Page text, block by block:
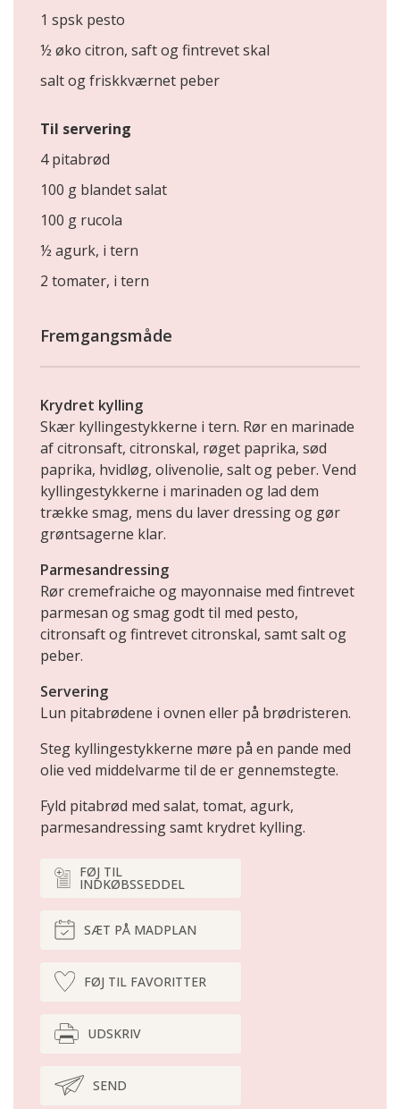
1 spsk pesto
½ øko citron, saft og fintrevet skal
salt og friskkværnet peber
Til servering
4 pitabrød
100 g blandet salat
100 g rucola
½ agurk, i tern
2 tomater, i tern
Fremgangsmåde
Krydret kylling
Skær kyllingestykkerne i tern. Rør en marinade
af citronsaft, citronskal, røget paprika, sød
paprika, hvidløg, olivenolie, salt og peber. Vend
kyllingestykkerne i marinaden og lad dem
trække smag, mens du laver dressing og gør
grøntsagerne klar.
Parmesandressing
Rør cremefraiche og mayonnaise med fintrevet
parmesan og smag godt til med pesto,
citronsaft og fintrevet citronskal, samt salt og
peber.
Servering
Lun pitabrødene i ovnen eller på brødristeren.
Steg kyllingestykkerne møre på en pande med
olie ved middelvarme til de er gennemstegte.
Fyld pitabrød med salat, tomat, agurk,
parmesandressing samt krydret kylling.
FØJ TIL
INDKØBSSEDDEL
SÆT PÅ MADPLAN
FØJ TIL FAVORITTER
UDSKRIV
SEND